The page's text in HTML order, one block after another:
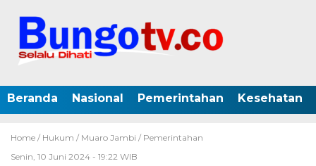
Beranda Nasional Pemerintahan Kesehatan
Home / Hukum / Muaro Jambi / Pemerintahan
Senin, 10 Juni 2024 - 19:22 WIB